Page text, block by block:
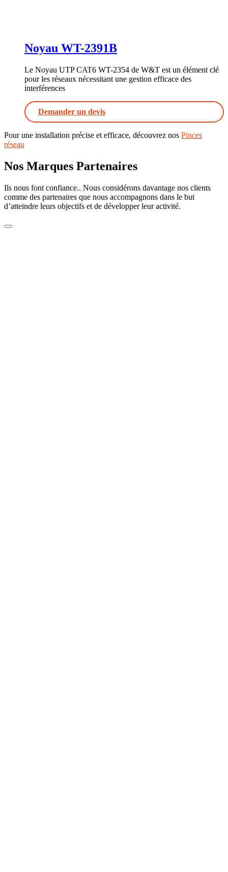
Noyau WT-2391B
Le Noyau UTP CAT6 WT-2354 de W&T est un élément clé
pour les réseaux nécessitant une gestion efficace des
interférences
Demander un devis
Pour une installation précise et efficace, découvrez nos Pinces
réseau
Nos Marques Partenaires
Ils nous font confiance.. Nous considérons davantage nos clients
comme des partenaires que nous accompagnons dans le but
d’atteindre leurs objectifs et de développer leur activité.